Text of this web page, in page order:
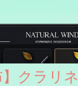
】クラリ